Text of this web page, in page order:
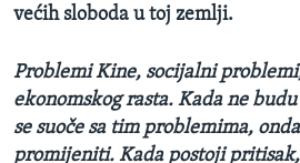
većih sloboda u toj zemlji.
Problemi Kine, socijalni
ekonomskog rasta. Kada ne
se suoče sa tim problemima,
promijeniti. Kada postoji